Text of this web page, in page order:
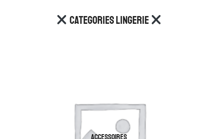
Categories Lingerie
ACCESSOIRES